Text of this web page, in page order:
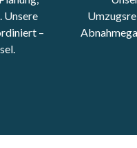
Unsere
–